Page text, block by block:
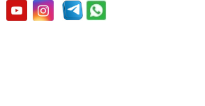
V=90л без ГОТВ, ДУ
ЗПУ=40...